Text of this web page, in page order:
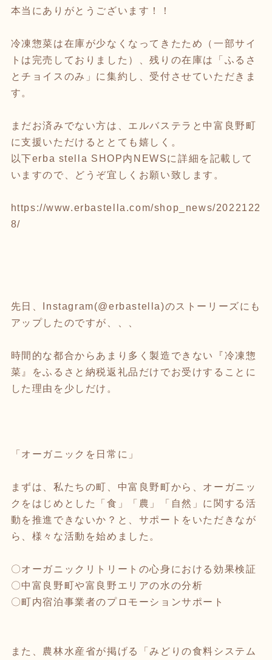
本当にありがとうございます！！
冷凍惣菜は在庫が少なくなってきたため（一部サイ
トは完売しておりました）、残りの在庫は「ふるさ
とチョイスのみ」に集約し、受付させていただきま
す。
まだお済みでない方は、エルバステラと中富良野町
に支援いただけるととても嬉しく。
以下erba stella SHOP内NEWSに詳細を記載して
いますので、どうぞ宜しくお願い致します。
https://www.erbastella.com/shop_news/2022122
8/
先日、Instagram(@erbastella)のストーリーズにも
アップしたのですが、、、
時間的な都合からあまり多く製造できない『冷凍惣
菜』をふるさと納税返礼品だけでお受けすることに
した理由を少しだけ。
「オーガニックを日常に」
まずは、私たちの町、中富良野町から、オーガニッ
クをはじめとした「食」「農」「自然」に関する活
動を推進できないか？と、サポートをいただきなが
ら、様々な活動を始めました。
〇オーガニックリトリートの心身における効果検証
〇中富良野町や富良野エリアの水の分析
〇町内宿泊事業者のプロモーションサポート
また、農林水産省が掲げる「みどりの食料システム